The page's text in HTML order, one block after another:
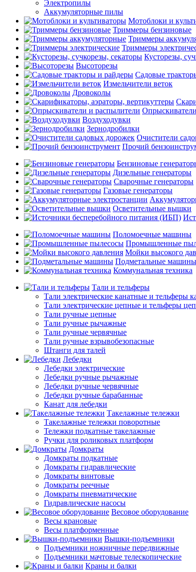
Электропилы
Аккумуляторные пилы
Мотоблоки и
Триммеры бензиновые
Триммеры
Триммеры
Кусторезы,
Высоторезы
Садовые
Измельчители веток
Дровоколы
Воздуходувки
Зернодробилки
Очистители
Прочий
Бензиновые
Дизельные генераторы
Сварочные генераторы
Газовые генераторы
Осветительные вышки
Поломоечные машины
Промышленные
Мойки высокого
Подметальные машины
Коммунальная техника
Тали и тельферы
Тали электрические канатные и тельферы
Тали электрические цепные и тельферы
Тали ручные цепные
Тали ручные рычажные
Тали ручные червячные
Тали ручные взрывобезопасные
Штанги для талей
Лебедки
Лебедки электрические
Лебедки ручные рычажные
Лебедки ручные червячные
Лебедки ручные барабанные
Канат для лебедки
Такелажные тележки
Такелажные тележки поворотные
Тележки подкатные такелажные
Ручки для роликовых платформ
Домкраты
Домкраты подкатные
Домкраты гидравлические
Домкраты винтовые
Домкраты реечные
Домкраты пневматические
Гидравлические насосы
Весовое оборудование
Весы крановые
Весы платформенные
Вышки-подъемники
Подъемники ножничные передвижные
Подъемники мачтовые телескопические
Краны и балки